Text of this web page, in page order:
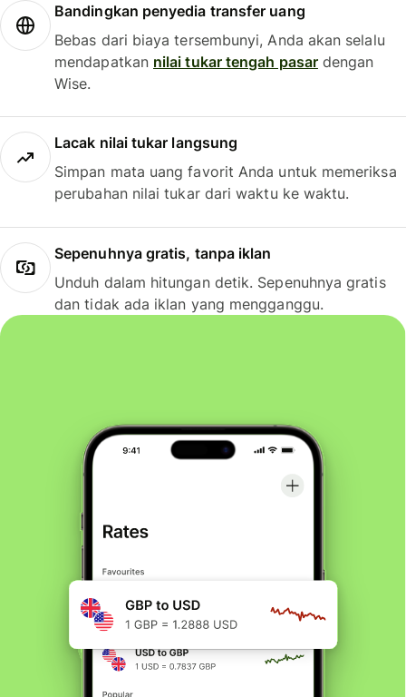
Bandingkan penyedia transfer uang
Bebas dari biaya tersembunyi, Anda akan selalu
mendapatkan nilai tukar tengah pasardengan
Wise.
Lacak nilai tukar langsung
Simpan mata uang favorit Anda untuk memeriksa
perubahan nilai tukar dari waktu ke waktu.
Sepenuhnya gratis, tanpa iklan
Unduh dalam hitungan detik. Sepenuhnya gratis
dan tidak ada iklan yang mengganggu.